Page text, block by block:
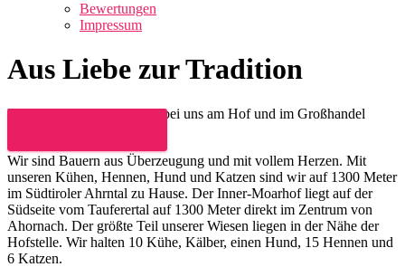
Bewertungen
Impressum
Aus Liebe zur Tradition
Unsere Produkte erhältlich bei uns am Hof und im Großhandel
Wir sind Bauern aus Überzeugung und mit vollem Herzen. Mit
unseren Kühen, Hennen, Hund und Katzen sind wir auf 1300 Meter
im Südtiroler Ahrntal zu Hause. Der Inner-Moarhof liegt auf der
Südseite vom Tauferertal auf 1300 Meter direkt im Zentrum von
Ahornach. Der größte Teil unserer Wiesen liegen in der Nähe der
Hofstelle. Wir halten 10 Kühe, Kälber, einen Hund, 15 Hennen und
6 Katzen.